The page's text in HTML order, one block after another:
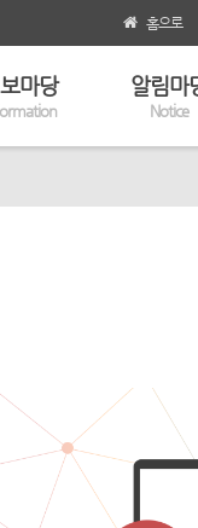
홈으로
마당 알림마
Notice